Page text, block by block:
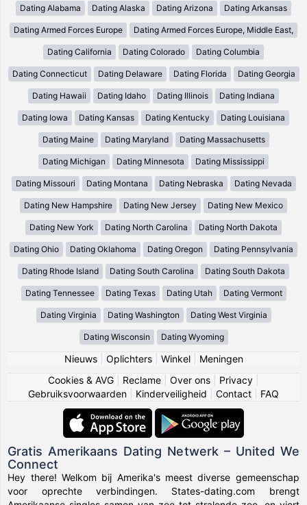
Dating Alabama Dating Alaska Dating Arizona Dating Arkansas
Dating Armed Forces Europe Dating Armed Forces Europe, Middle East,
Dating California Dating Colorado Dating Columbia
Dating Connecticut Dating Delaware Dating Florida Dating Georgia
Dating Hawaii Dating Idaho Dating Illinois Dating Indiana
Dating Iowa Dating Kansas Dating Kentucky Dating Louisiana
Dating Maine Dating Maryland Dating Massachusetts
Dating Michigan Dating Minnesota Dating Mississippi
Dating Missouri Dating Montana Dating Nebraska Dating Nevada
Dating New Hampshire Dating New Jersey Dating New Mexico
Dating New York Dating North Carolina Dating North Dakota
Dating Ohio Dating Oklahoma Dating Oregon Dating Pennsylvania
Dating Rhode Island Dating South Carolina Dating South Dakota
Dating Tennessee Dating Texas Dating Utah Dating Vermont
Dating Virginia Dating Washington Dating West Virginia
Dating Wisconsin Dating Wyoming
Nieuws| Oplichters| Winkel| Meningen
Cookies & AVG
Reclame Over ons Privacy
Gebruiksvoorwaarden
Kinderveiligheid Contact FAQ
Gratis Amerikaans Dating Netwerk – United We
Connect
Hey there! Welkom bij Amerika's meest diverse gemeenschap
voor oprechte verbindingen. States-dating.com brengt